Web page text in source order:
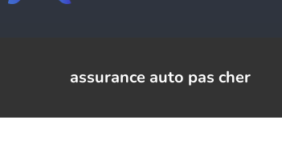
assurance auto pas cher